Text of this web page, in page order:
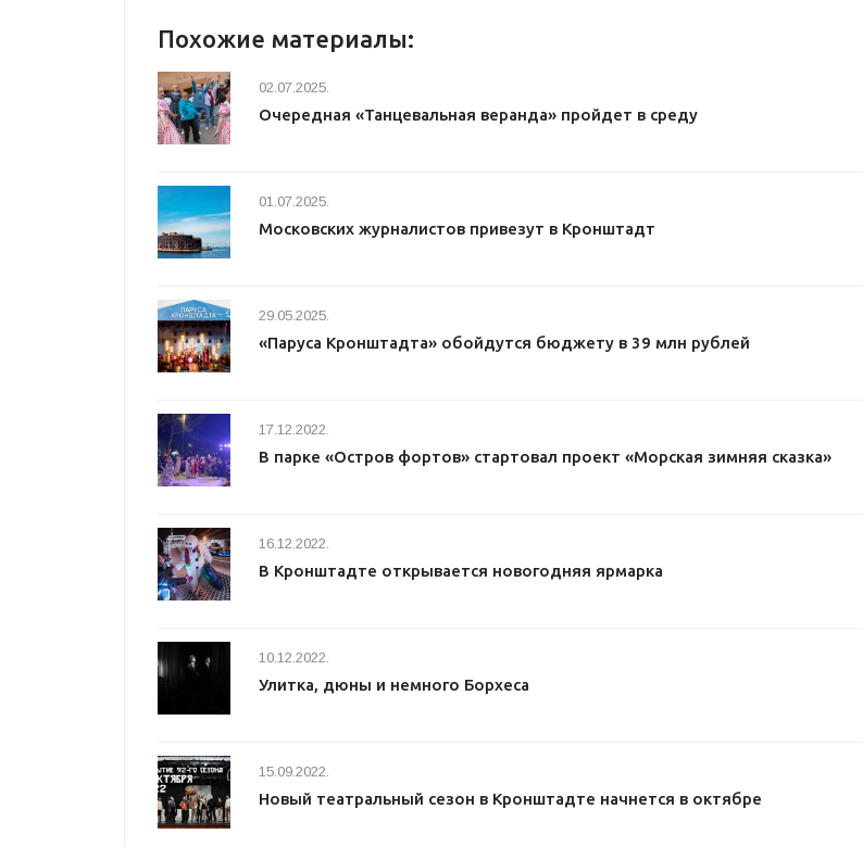
Похожие материалы:
02.07.2025.
Очередная «Танцевальная веранда» пройдет в среду
01.07.2025.
Московских журналистов привезут в Кронштадт
29.05.2025.
«Паруса Кронштадта» обойдутся бюджету в 39 млн рублей
17.12.2022.
В парке «Остров фортов» стартовал проект «Морская зимняя сказка»
16.12.2022.
В Кронштадте открывается новогодняя ярмарка
10.12.2022.
Улитка, дюны и немного Борхеса
15.09.2022.
Новый театральный сезон в Кронштадте начнется в октябре